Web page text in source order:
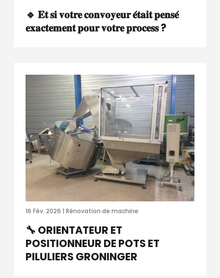
🔹 𝐄𝐭 𝐬𝐢 𝐯𝐨𝐭𝐫𝐞 𝐜𝐨𝐧𝐯𝐨𝐲𝐞𝐮𝐫 𝐞́𝐭𝐚𝐢𝐭 𝐩𝐞𝐧𝐬𝐞́
𝐞𝐱𝐚𝐜𝐭𝐞𝐦𝐞𝐧𝐭 𝐩𝐨𝐮𝐫 𝐯𝐨𝐭𝐫𝐞 𝐩𝐫𝐨𝐜𝐞𝐬𝐬 ?
16 Fév. 2026 | Rénovation de machine
🔧 ORIENTATEUR ET
POSITIONNEUR DE POTS ET
PILULIERS GRONINGER